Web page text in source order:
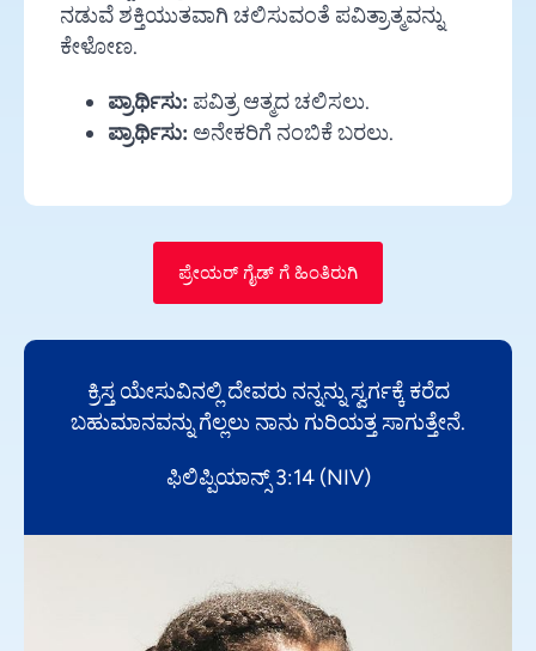
ನಡುವೆ ಶಕ್ತಿಯುತವಾಗಿ ಚಲಿಸುವಂತೆ ಪವಿತ್ರಾತ್ಮವನ್ನು
ಕೇಳೋಣ.
ಪ್ರಾರ್ಥಿಸು: ಪವಿತ್ರ ಆತ್ಮದ ಚಲಿಸಲು.
ಪ್ರಾರ್ಥಿಸು: ಅನೇಕರಿಗೆ ನಂಬಿಕೆ ಬರಲು.
ಪ್ರೇಯರ್ ಗೈಡ್ ಗೆ ಹಿಂತಿರುಗಿ
ಕ್ರಿಸ್ತ ಯೇಸುವಿನಲ್ಲಿ ದೇವರು ನನ್ನನ್ನು ಸ್ವರ್ಗಕ್ಕೆ ಕರೆದ
ಬಹುಮಾನವನ್ನು ಗೆಲ್ಲಲು ನಾನು ಗುರಿಯತ್ತ ಸಾಗುತ್ತೇನೆ.
ಫಿಲಿಪ್ಪಿಯಾನ್ಸ್ 3:14 (NIV)